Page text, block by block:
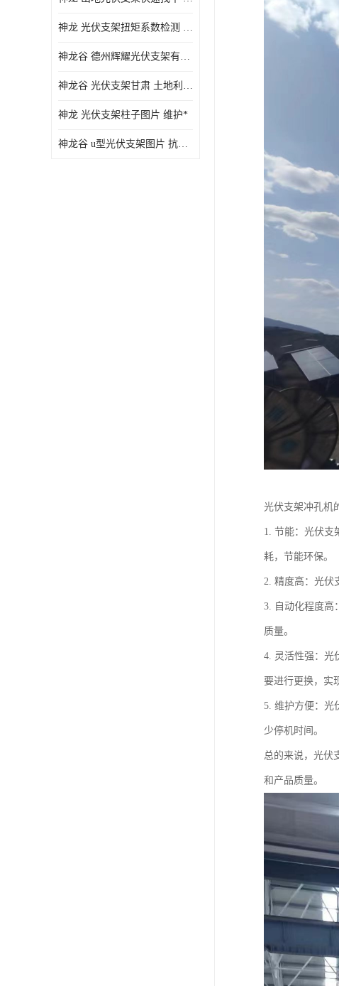
神龙 光伏支架扭矩系数检测 适应性强
神龙谷 德州辉耀光伏支架有限公司 材质多样
神龙谷 光伏支架甘肃 土地利用率高
神龙 光伏支架柱子图片 维护*
神龙谷 u型光伏支架图片 抗紫外线
光伏支架冲孔机
1. 节能：光伏支
耗，节能环保。
2. 精度高：光伏
3. 自动化程度高
质量。
4. 灵活性强：光
要进行更换，实
5. 维护方便：光
少停机时间。
总的来说，光伏
和产品质量。